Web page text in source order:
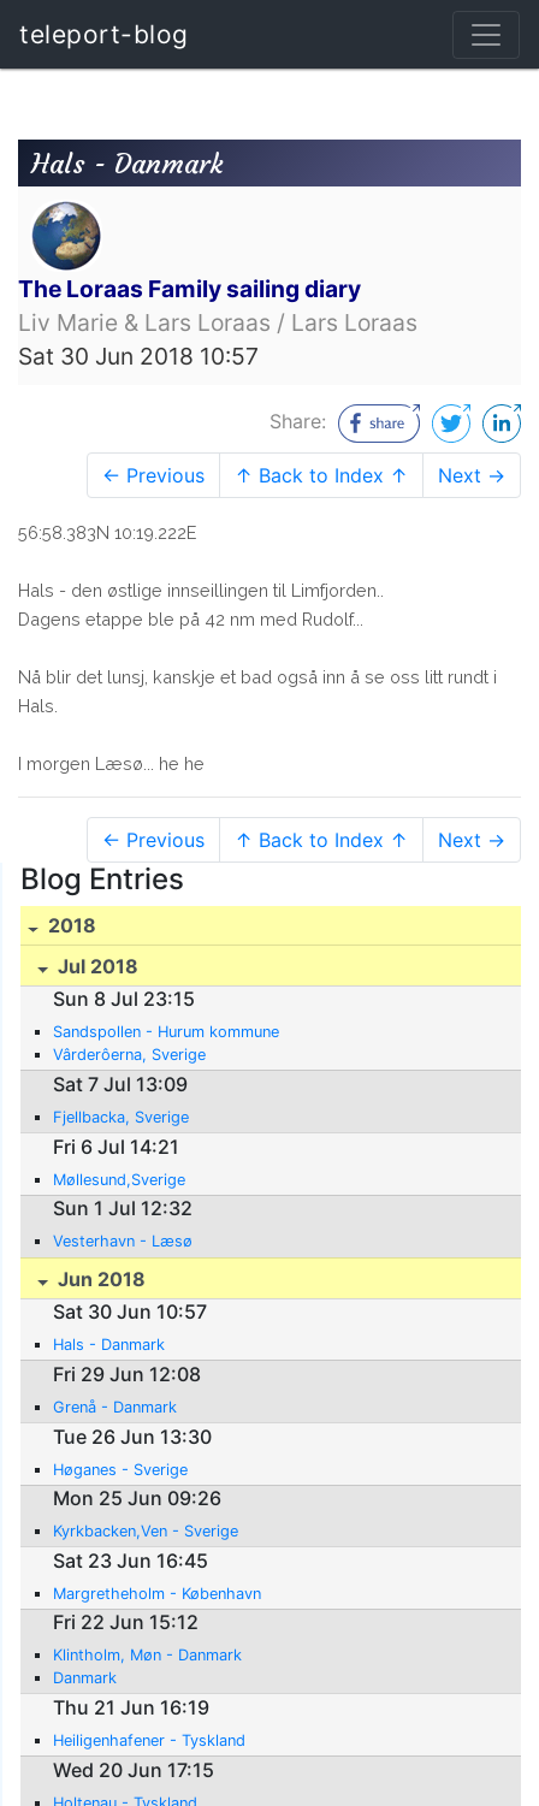
teleport-blog
Hals - Danmark
The Loraas Family sailing diary
Liv Marie & Lars Loraas / Lars Loraas
Sat 30 Jun 2018 10:57
Share:
← Previous ↑ Back to Index ↑ Next →
56:58.383N 10:19.222E
Hals - den østlige innseillingen til Limfjorden..
Dagens etappe ble på 42 nm med Rudolf...
Nå blir det lunsj, kanskje et bad også inn å se oss litt rundt i
Hals.
I morgen Læsø... he he
← Previous ↑ Back to Index ↑ Next →
Blog Entries
2018
Jul 2018
Sun 8 Jul 23:15
Sandspollen - Hurum kommune
Vârderôerna, Sverige
Sat 7 Jul 13:09
Fjellbacka, Sverige
Fri 6 Jul 14:21
Møllesund,Sverige
Sun 1 Jul 12:32
Vesterhavn - Læsø
Jun 2018
Sat 30 Jun 10:57
Hals - Danmark
Fri 29 Jun 12:08
Grenå - Danmark
Tue 26 Jun 13:30
Høganes - Sverige
Mon 25 Jun 09:26
Kyrkbacken,Ven - Sverige
Sat 23 Jun 16:45
Margretheholm - København
Fri 22 Jun 15:12
Klintholm, Møn - Danmark
Danmark
Thu 21 Jun 16:19
Heiligenhafener - Tyskland
Wed 20 Jun 17:15